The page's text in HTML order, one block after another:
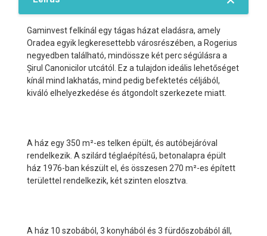
Gaminvest felkínál egy tágas házat eladásra, amely
Oradea egyik legkeresettebb városrészében, a Rogerius
negyedben található, mindössze két perc ségúlásra a
Șirul Canonicilor utcától. Ez a tulajdon ideális lehetőséget
kínál mind lakhatás, mind pedig befektetés céljából,
kiváló elhelyezkedése és átgondolt szerkezete miatt.
A ház egy 350 m²-es telken épült, és autóbejáróval
rendelkezik. A szilárd téglaépítésű, betonalapra épült
ház 1976-ban készült el, és összesen 270 m²-es épített
területtel rendelkezik, két szinten elosztva.
A ház 10 szobából, 3 konyhából és 3 fürdőszobából áll,